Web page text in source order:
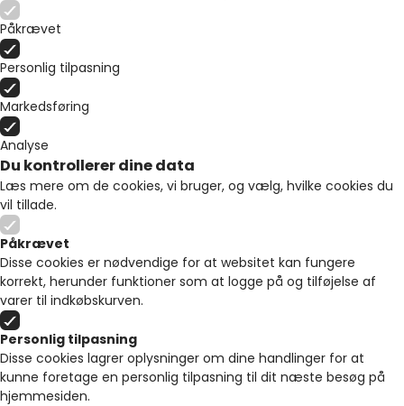
Påkrævet
Personlig tilpasning
Markedsføring
Analyse
Du kontrollerer dine data
Læs mere om de cookies, vi bruger, og vælg, hvilke cookies du
vil tillade.
Påkrævet
Disse cookies er nødvendige for at websitet kan fungere
korrekt, herunder funktioner som at logge på og tilføjelse af
varer til indkøbskurven.
Personlig tilpasning
Disse cookies lagrer oplysninger om dine handlinger for at
kunne foretage en personlig tilpasning til dit næste besøg på
hjemmesiden.